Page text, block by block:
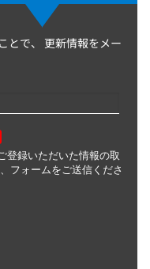
で、
更新情報をメー
登録いただいた情報の取
フォームをご送信くださ